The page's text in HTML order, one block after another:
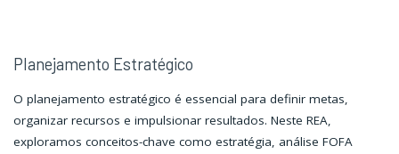
Planejamento Estratégico
O planejamento estratégico é essencial para definir metas,
organizar recursos e impulsionar resultados. Neste REA,
exploramos conceitos-chave como estratégia, análise FOFA